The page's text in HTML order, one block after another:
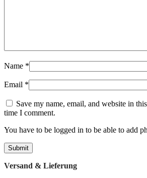
Name *
Email *
Save my name, email, and website in
time I comment.
You have to be logged in to be able to add
Versand & Lieferung